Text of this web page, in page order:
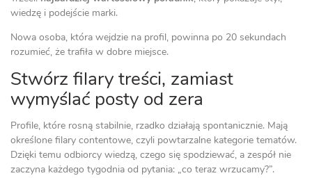
wiedzę i podejście marki.
Nowa osoba, która wejdzie na profil, powinna po 20 sekundach
rozumieć, że trafiła w dobre miejsce.
Stwórz filary treści, zamiast
wymyślać posty od zera
Profile, które rosną stabilnie, rzadko działają spontanicznie. Mają
określone filary contentowe, czyli powtarzalne kategorie tematów.
Dzięki temu odbiorcy wiedzą, czego się spodziewać, a zespół nie
zaczyna każdego tygodnia od pytania: „co teraz wrzucamy?”.